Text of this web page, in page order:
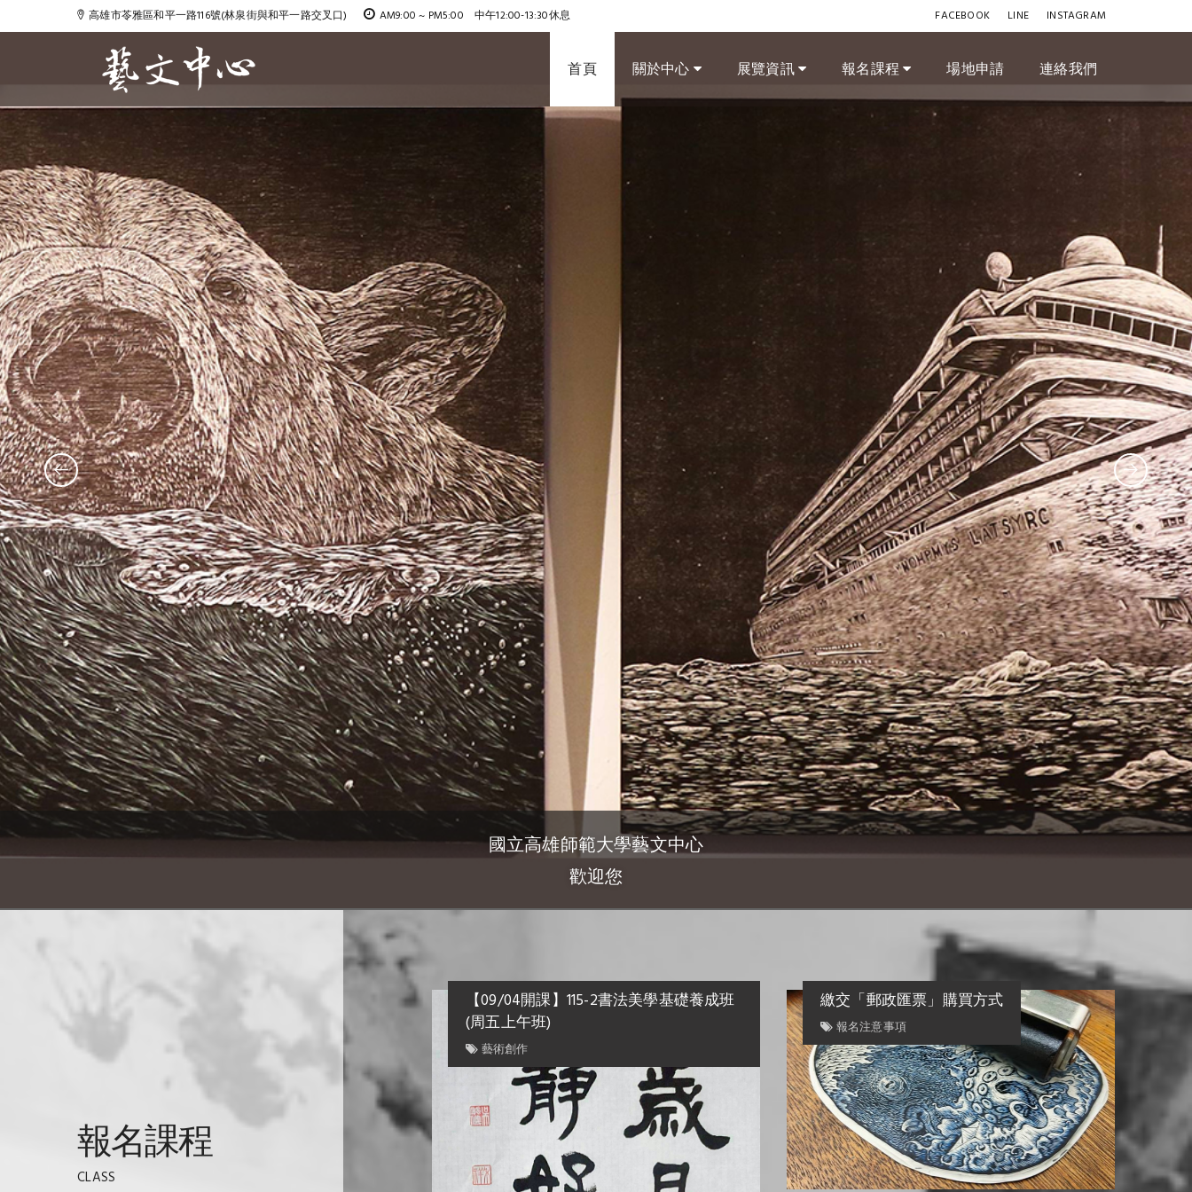
高雄市苓雅區和平一路116號(林泉街與和平一路交叉口) AM9:00 ~ PM5:00 中午12:00-13:30休息 FACEBOOK LINE INSTAGRAM
首頁 關於中心 展覽資訊 報名課程 場地申請 連絡我們
國立高雄師範大學藝文中心
歡迎您
報名課程
CLASS
【08/07上課】115-3乾性粉彩繪畫(周五班)
【09/04開課】115-2書法美學基礎養成班
(周五上午班)
藝術創作
繳交「郵政匯票」購買方式
報名注意事項